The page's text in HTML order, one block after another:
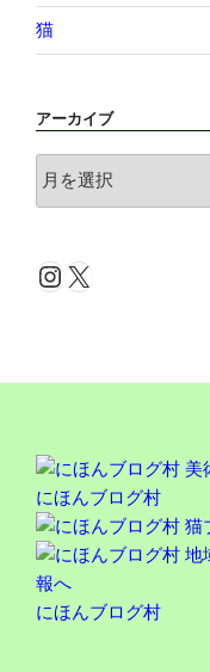
猫
アーカイブ
ー
ブ
Instagram
X
にほんブログ村
にほんブログ村